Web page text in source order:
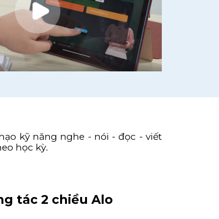
kỹ năng nghe - nói - đọc - viết
học kỳ.
tác 2 chiều Alo